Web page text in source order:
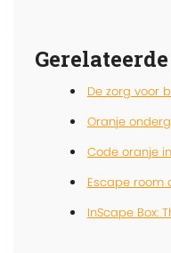
De zorg voor
Oranje
Code oranje
Escape room
InScape Box: